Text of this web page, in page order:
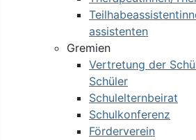
assistenten
Gremien
Vertretung der
Schüler
Schulelternbeirat
Schulkonferenz
Förderverein